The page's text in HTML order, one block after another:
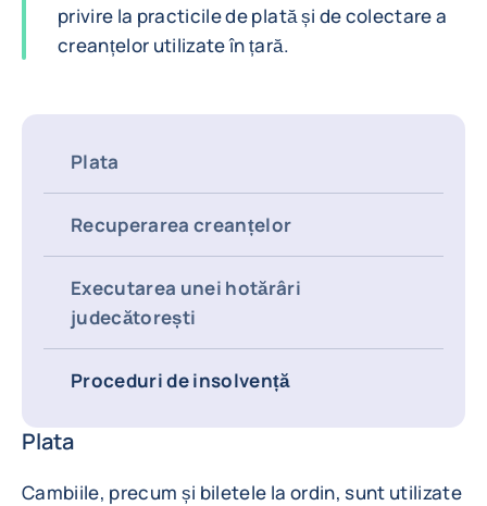
privire la practicile de plată și de colectare a
creanțelor utilizate în țară.
Plata
Recuperarea creanțelor
Executarea unei hotărâri
judecătorești
Proceduri de insolvență
Plata
Cambiile, precum și biletele la ordin, sunt utilizate